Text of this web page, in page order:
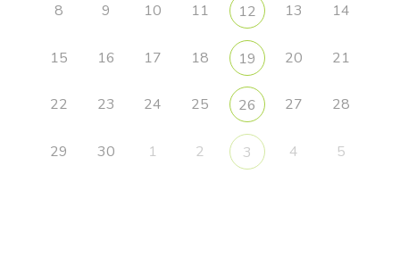
8 9 10 11 12 13 14
15 16 17 18 19 20 21
22 23 24 25 26 27 28
29 30 1 2 3 4 5